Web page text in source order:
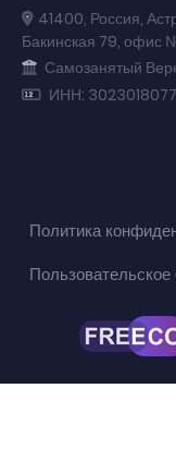
41400, Россия,
Бакинская 79, офис
Самозанятый
ИНН:
Политика